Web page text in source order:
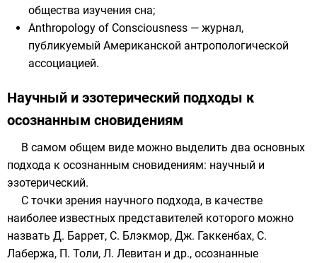
общества изучения сна;
Anthropology of Consciousness — журнал,
публикуемый Американской антропологической
ассоциацией.
Научный и эзотерический подходы к
осознанным сновидениям
В самом общем виде можно выделить два основных
подхода к осознанным сновидениям: научный и
эзотерический.
С точки зрения научного подхода, в качестве
наиболее известных представителей которого можно
назвать Д. Баррет, С. Блэкмор, Дж. Гаккенбах, С.
Лабержа, П. Толи, Л. Левитан и др., осознанные